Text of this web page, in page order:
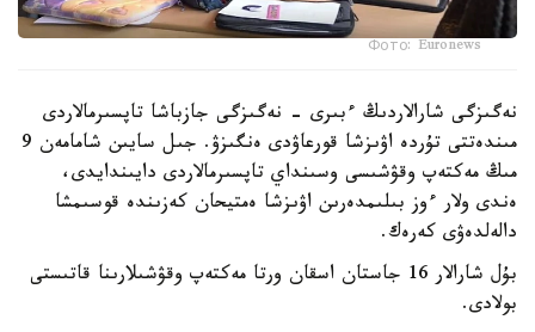
Фото: Euronews
نەگىزگى شارالاردىڭ ءبىرى - نەگىزگى جازباشا تاپسىرمالاردى
مىندەتتى تۇردە اۋىزشا قورعاۋدى ەنگىزۋ. جىل سايىن شامامەن 9
مىڭ مەكتەپ وقۋشىسى وسىنداي تاپسىرمالاردى دايىندايدى،
ەندى ولار ءوز بىلىمدەرىن اۋىزشا ەمتيحان كەزىندە قوسىمشا
دالەلدەۋى كەرەك.
بۇل شارالار 16 جاستان اسقان ورتا مەكتەپ وقۋشىلارىنا قاتىستى
بولادى.